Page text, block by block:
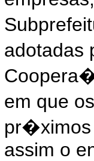
adotadas
em que
pr�ximos
assim o